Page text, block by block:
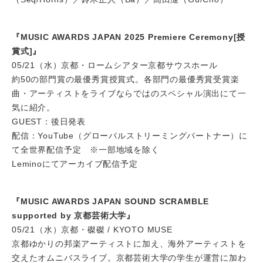
『MUSIC AWARDS JAPAN 2025 Premiere Ceremony[授
賞式]』
05/21（水）京都・ロームシアター京都サウスホール
約50の部門賞の最優秀賞授賞式。各部門の最優秀賞受賞楽
曲・アーティストをライブならではのスペシャル演出にて一
気に紹介。
GUEST：後日発表
配信：YouTube（グローバルストリーミングパートナー）に
て全世界配信予定 ※一部地域を除く
Leminoにてアーカイブ配信予定
『MUSIC AWARDS JAPAN SOUND SCRAMBLE
supported by 京都芸術大学』
05/21（水）京都・磔磔 / KYOTO MUSE
京都ゆかりの邦楽アーティストに加え、海外アーティストを
交えたオムニバスライブ。京都芸術大学の学生が運営に加わ